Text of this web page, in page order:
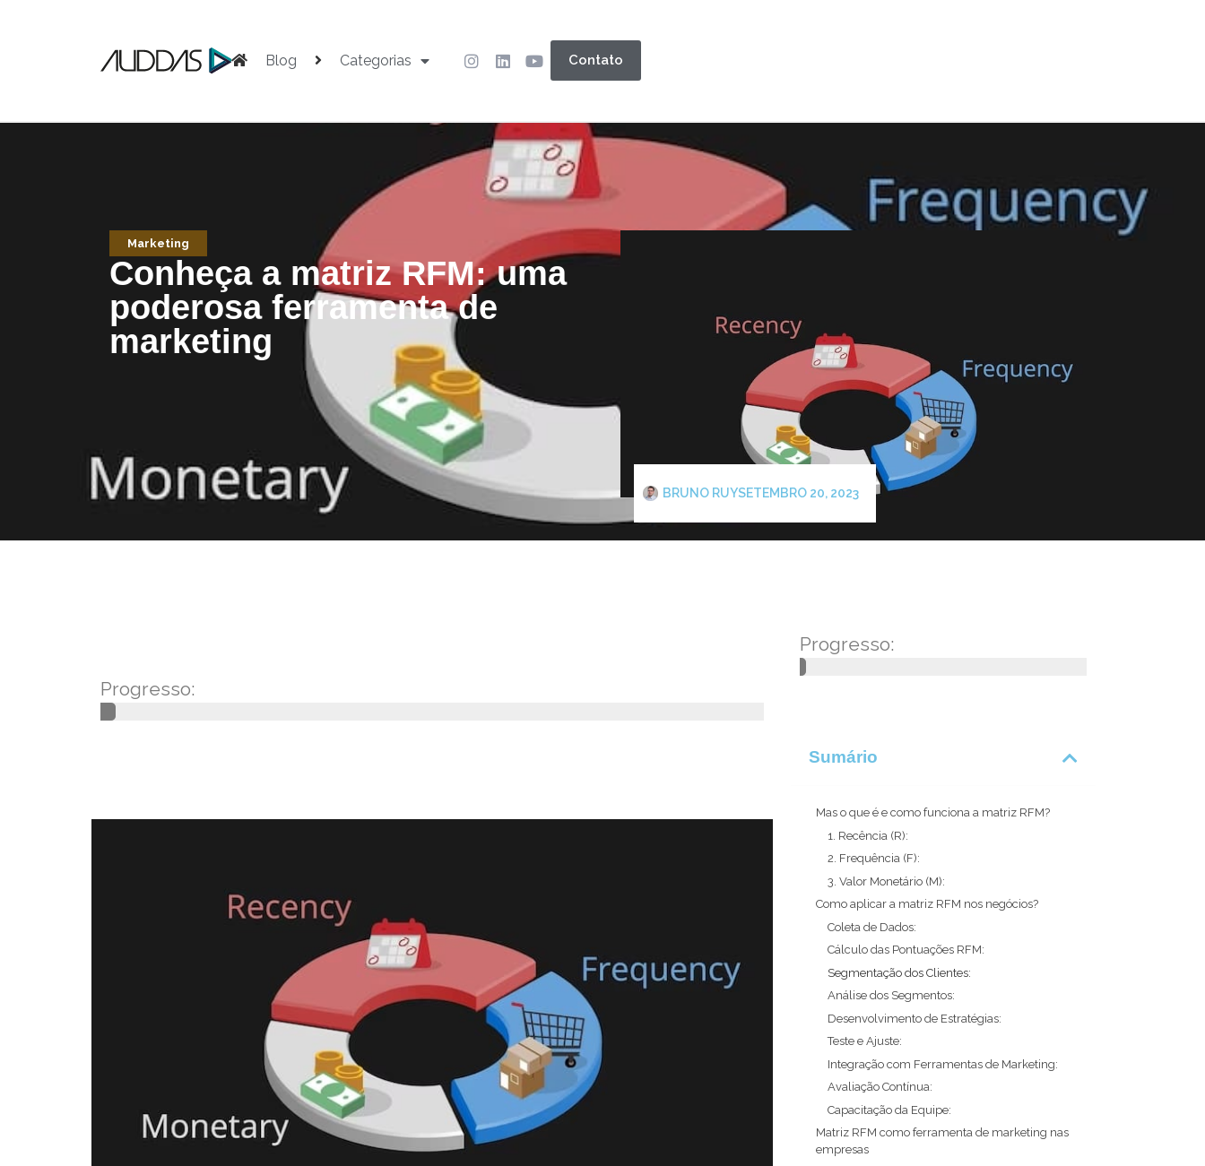
Blog Categorias Contato
Marketing
Conheça a matriz RFM: uma
poderosa ferramenta de
marketing
BRUNO RUYSETEMBRO 20, 2023
Progresso:
Progresso:
Sumário
Mas o que é e como funciona a matriz RFM?
1. Recência (R):
2. Frequência (F):
3. Valor Monetário (M):
Como aplicar a matriz RFM nos negócios?
Coleta de Dados:
Cálculo das Pontuações RFM:
Segmentação dos Clientes:
Análise dos Segmentos:
Desenvolvimento de Estratégias:
Teste e Ajuste:
Integração com Ferramentas de Marketing:
Avaliação Contínua:
Capacitação da Equipe:
Matriz RFM como ferramenta de marketing nas
empresas